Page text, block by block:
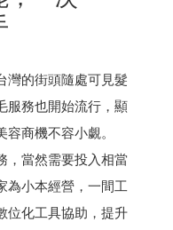
灣的街頭隨處可見髮
服務也開始流行，顯
商機不容小覷。
，當然需要投入相當
為小本經營，一間工
位化工具協助，提升